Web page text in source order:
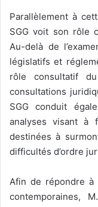
Parallèlement à
SGG voit son rôle
Au-delà de
législatifs et
rôle consultatif
consultations
SGG conduit
analyses visant à
destinées à
difficultés d’ordre
Afin de répondre à
contemporaines,